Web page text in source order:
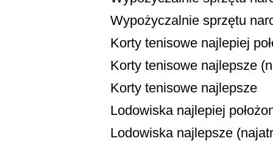
Wypożyczalnie sprzętu
Korty tenisowe najlepiej
Korty tenisowe najlepsze
Korty tenisowe najlepsze
Lodowiska najlepiej
Lodowiska najlepsze